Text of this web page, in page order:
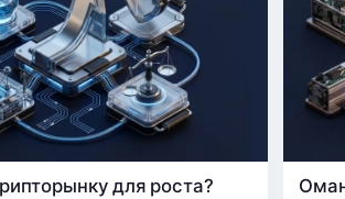
для роста?